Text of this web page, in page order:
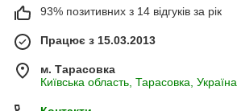
93% позитивних з 14 відгуків за рік
Працює з 15.03.2013
м. Тарасовка
Київська область, Тарасовка, Україна